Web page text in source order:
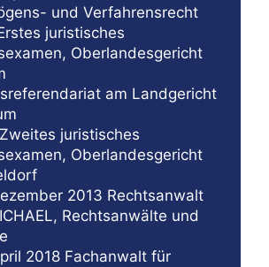
und Verfahrensrecht
juristisches
Oberlandesgericht
am Landgericht
juristisches
Oberlandesgericht
2013 Rechtsanwalt
Rechtsanwälte und
2018 Fachanwalt für